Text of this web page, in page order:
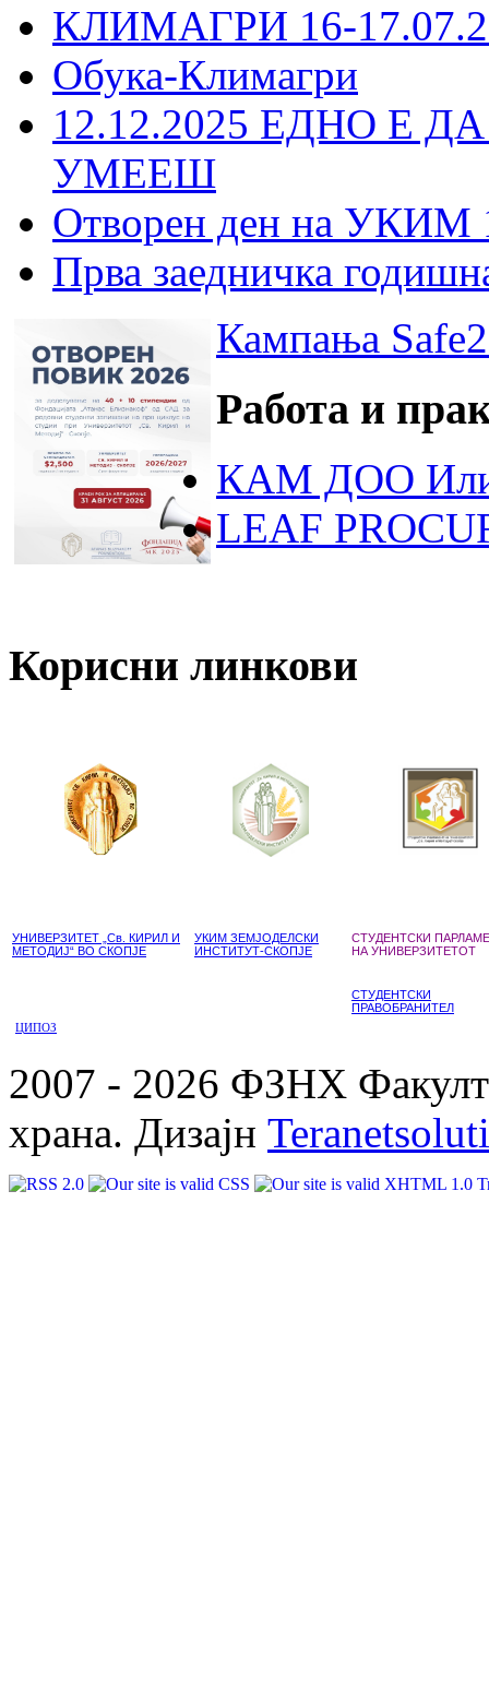
КЛИМАГРИ 16-
Обука-Климагри
12.12.2025 ЕДНО Е
УМЕЕШ
Отворен ден на УКИМ
Прва заедничка
Кампања
Работа и
КАМ ДОО
LEAF
Корисни линкови
УНИВЕРЗИТЕТ „Св. КИРИЛ И
МЕТОДИЈ“ ВО СКОПЈЕ
УКИМ ЗЕМЈОДЕЛСКИ
ИНСТИТУТ-СКОПЈЕ
СТУДЕНТСКИ
НА УНИВЕРЗИТЕТОТ
СТУДЕНТСКИ
ПРАВОБРАНИТЕЛ
ЦИПОЗ
2007 - 2026 ФЗНХ
храна. Дизајн